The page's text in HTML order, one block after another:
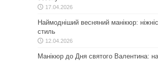
17.04.2026
Наймодніший весняний манікюр:
стиль
12.04.2026
Манікюр до Дня святого Валентина: